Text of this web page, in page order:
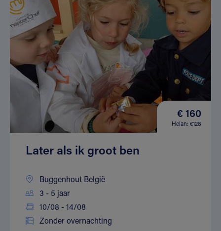
€ 160
Helan: €128
Later als ik groot ben
Buggenhout België
3 - 5 jaar
10/08 - 14/08
Zonder overnachting